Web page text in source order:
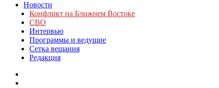
Новости
Конфликт на Ближнем Востоке
СВО
Интервью
Программы и ведущие
Сетка вещания
Редакция